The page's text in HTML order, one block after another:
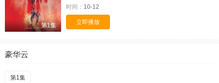
第1集
时间： 10-12
立即播放
豪华云
第1集